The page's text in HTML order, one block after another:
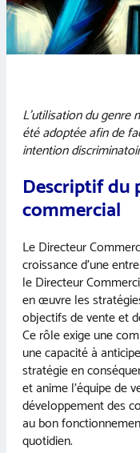
L’utilisation du genre
été adoptée afin de
intention
Descriptif du
commercial
Le Directeur
croissance d’une
le Directeur
en œuvre les
objectifs de vente et
Ce rôle exige une
une capacité à
stratégie en
et anime l’équipe de
développement des
au bon
quotidien.